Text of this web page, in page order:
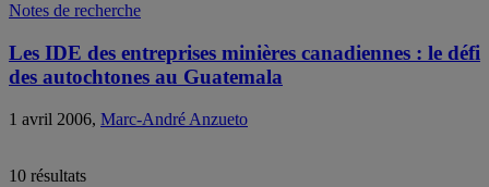
Notes de recherche
Les IDE des entreprises minières canadiennes : le défi
des autochtones au Guatemala
1 avril 2006, Marc-André Anzueto
10 résultats